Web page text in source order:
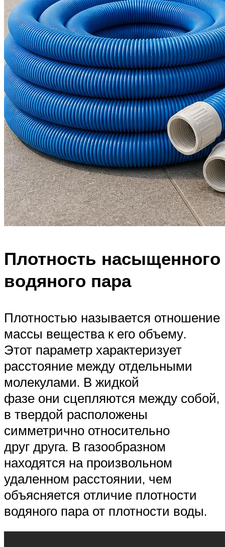
Плотность насыщенного
водяного пара
Плотностью называется отношение
массы вещества к его объему.
Этот параметр характеризует
расстояние между отдельными
молекулами. В жидкой
фазе они сцепляются между собой,
в твердой расположены
симметрично относительно
друг друга. В газообразном
находятся на произвольном
удаленном расстоянии, чем
объясняется отличие плотности
водяного пара от плотности воды.